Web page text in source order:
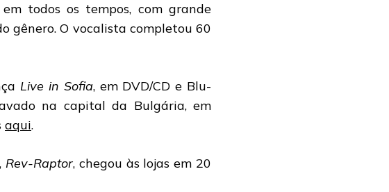
todos os tempos, com grande
gênero. O vocalista completou 60
Live in Sofia, em DVD/CD e Blu-
na capital da Bulgária, em
aqui.
Rev-Raptor, chegou às lojas em 20